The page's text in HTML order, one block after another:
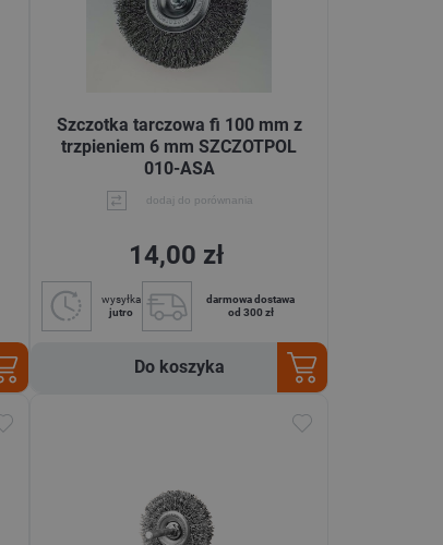
Szczotka tarczowa fi 100 mm z
trzpieniem 6 mm SZCZOTPOL
010-ASA
dodaj do porównania
14,00 zł
wysyłka
jutro
darmowa dostawa
od 300 zł
Do koszyka